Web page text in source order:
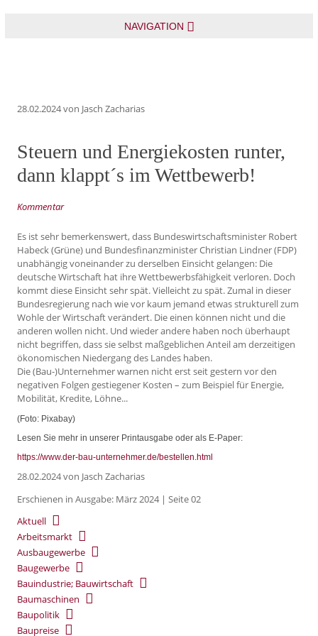
NAVIGATION
28.02.2024von Jasch Zacharias
Steuern und Energiekosten runter,
dann klappt´s im Wettbewerb!
Kommentar
Es ist sehr bemerkenswert, dass Bundeswirtschaftsminister Robert
Habeck (Grüne) und Bundesfinanzminister Christian Lindner (FDP)
unabhängig voneinander zu derselben Einsicht gelangen: Die
deutsche Wirtschaft hat ihre Wettbewerbsfähigkeit verloren. Doch
kommt diese Einsicht sehr spät. Vielleicht zu spät. Zumal in dieser
Bundesregierung nach wie vor kaum jemand etwas strukturell zum
Wohle der Wirtschaft verändert. Die einen können nicht und die
anderen wollen nicht. Und wieder andere haben noch überhaupt
nicht begriffen, dass sie selbst maßgeblichen Anteil am derzeitigen
ökonomischen Niedergang des Landes haben.
Die (Bau-)Unternehmer warnen nicht erst seit gestern vor den
negativen Folgen gestiegener Kosten – zum Beispiel für Energie,
Mobilität, Kredite, Löhne...
(Foto: Pixabay)
Lesen Sie mehr in unserer Printausgabe oder als E-Paper:
https://www.der-bau-unternehmer.de/bestellen.html
28.02.2024von Jasch Zacharias
Erschienen in Ausgabe: März 2024 | Seite 02
Aktuell
Arbeitsmarkt
Ausbaugewerbe
Baugewerbe
Bauindustrie; Bauwirtschaft
Baumaschinen
Baupolitik
Baupreise